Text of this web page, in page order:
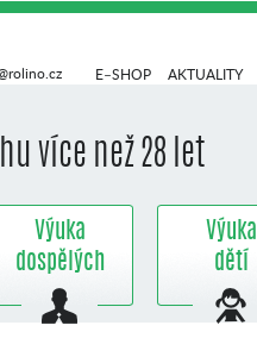
více než 28 let
E–SHOP AKTUALITY
Výuka
dospělých
Výuka
dětí